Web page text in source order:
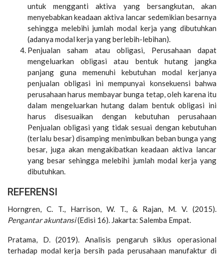
untuk mengganti aktiva yang bersangkutan, akan
menyebabkan keadaan aktiva lancar sedemikian besarnya
sehingga melebihi jumlah modal kerja yang dibutuhkan
(adanya modal kerja yang berlebih-lebihan).
Penjualan saham atau obligasi, Perusahaan dapat
mengeluarkan obligasi atau bentuk hutang jangka
panjang guna memenuhi kebutuhan modal kerjanya
penjualan obligasi ini mempunyai konsekuensi bahwa
perusahaan harus membayar bunga tetap, oleh karena itu
dalam mengeluarkan hutang dalam bentuk obligasi ini
harus disesuaikan dengan kebutuhan perusahaan
Penjualan obligasi yang tidak sesuai dengan kebutuhan
(terlalu besar) disamping menimbulkan beban bunga yang
besar, juga akan mengakibatkan keadaan aktiva lancar
yang besar sehingga melebihi jumlah modal kerja yang
dibutuhkan.
REFERENSI
Horngren, C. T., Harrison, W. T., & Rajan, M. V. (2015).
Pengantar akuntansi(Edisi 16). Jakarta: Salemba Empat.
Pratama, D. (2019). Analisis pengaruh siklus operasional
terhadap modal kerja bersih pada perusahaan manufaktur di